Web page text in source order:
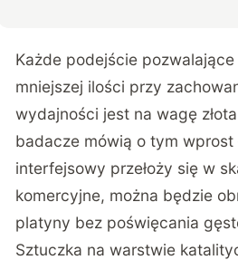
Każde podejście
mniejszej ilości przy
wydajności jest na wagę
badacze mówią o tym wprost
interfejsowy przełoży się w
komercyjne, można będzie
platyny bez poświęcania
Sztuczka na warstwie